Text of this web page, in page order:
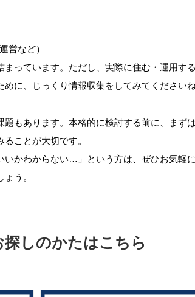
営など）
っています。ただし、実際に住む・運用す
に、じっくり情報収集をしてみてくださいね
もあります。本格的に検討する前に、まず
ことが大切です。
いかわからない…」という方は、ぜひお気軽
う。
探しのかたはこちら